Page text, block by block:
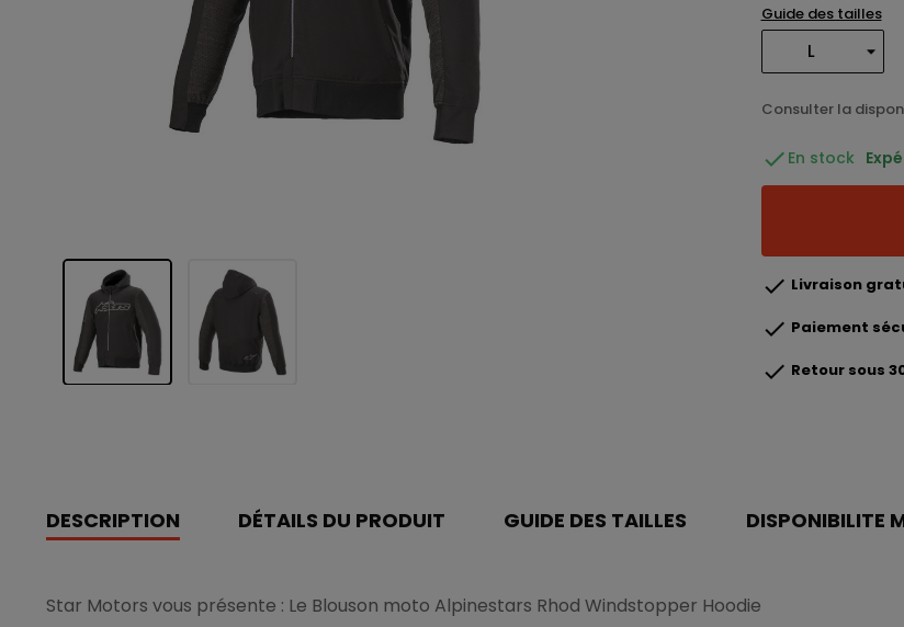
Guide des tailles
Consulter la
 En stock
 Livraison
 Paiement
 Retour sous
DESCRIPTION DÉTAILS DU PRODUIT GUIDE DES TAILLES DISPONIBILITE
Star Motors vous présente : Le Blouson moto Alpinestars Rhod Windstopper Hoodie